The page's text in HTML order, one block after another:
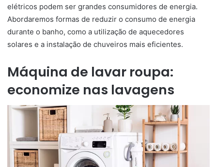
elétricos podem ser grandes consumidores de energia.
Abordaremos formas de reduzir o consumo de energia
durante o banho, como a utilização de aquecedores
solares e a instalação de chuveiros mais eficientes.
Máquina de lavar roupa:
economize nas lavagens